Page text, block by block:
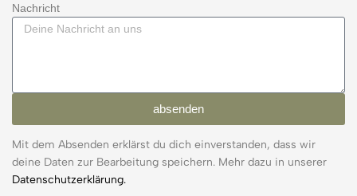
Nachricht
absenden
Mit dem Absenden erklärst du dich einverstanden, dass wir
deine Daten zur Bearbeitung speichern. Mehr dazu in unserer
Datenschutzerklärung.